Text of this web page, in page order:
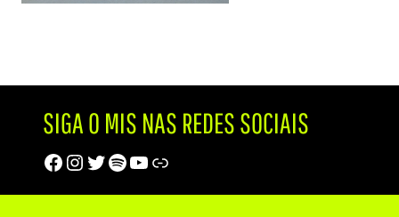
SIGA O MIS NAS REDES SOCIAIS
Facebook
Instagram
Twitter
Spotify
Youtube
Trip Advisor